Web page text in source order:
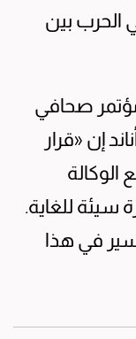
الحرب بين
صحافي
إن «قرار
الوكالة
سيئة للغاية.
في هذا